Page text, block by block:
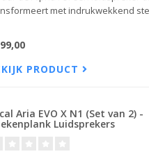
met indrukwekkend
PRODUCT
Aria EVO X N1 (Set van 2) -
Luidsprekers